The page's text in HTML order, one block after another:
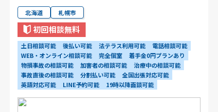
北海道 札幌市
初回相談無料
土日相談可能 後払い可能 法テラス利用可能
電話相談可能
WEB・オンライン相談可能
完全個室
着手金0円プランあり
物損事故の相談可能
加害者の相談可能
治療中の相談可能
事故直後の相談可能
分割払い可能
全国出張対応可能
英語対応可能
LINE予約可能 19時以降面談可能